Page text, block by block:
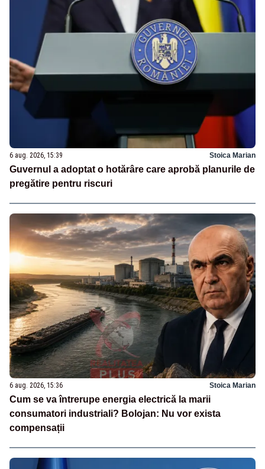
6 aug. 2026, 15:39 Stoica Marian
Guvernul a adoptat o hotărâre care aprobă planurile de
pregătire pentru riscuri
6 aug. 2026, 15:36 Stoica Marian
Cum se va întrerupe energia electrică la marii
consumatori industriali? Bolojan: Nu vor exista
compensații